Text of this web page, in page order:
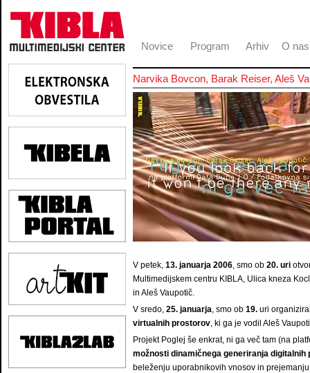
Novice Program Arhiv O nas
Narvika Bovcon, Barak Reiser, Aleš
V petek, 13. januarja 2006, smo ob 20. uri
Multimedijskem centru KIBLA, Ulica kneza
in Aleš Vaupotič.
V sredo, 25. januarja, smo ob 19. uri
virtualnih prostorov, ki ga je vodil Aleš
Projekt Poglej še enkrat, ni ga več tam (na
možnosti dinamičnega generiranja digitalnih
beleženju uporabnikovih vnosov in